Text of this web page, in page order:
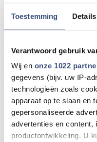
Toestemming Details
Verantwoord gebruik
Wij en onze 1022
gegevens (bijv. uw IP-
technologieën zoals
apparaat op te slaan en
gepersonaliseerde
advertenties en content,
productontwikkeling. U
Ouddorpse
natuurgebieden en de
door het mooie stadje
'Nordic Walkers'.
Starten met 25 en 35
mogelijk tussen 8:00
uiterlijk 15:00 en
10:00 en 12:00 uur,
Boompjes 1 te